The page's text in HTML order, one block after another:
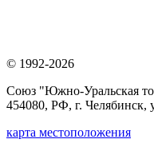
© 1992-2026
Союз "Южно-Уральская
454080, РФ, г.
карта местоположения